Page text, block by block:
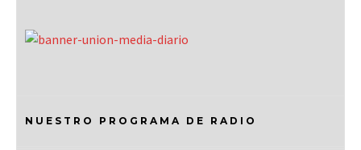
NUESTRO PROGRAMA DE RADIO